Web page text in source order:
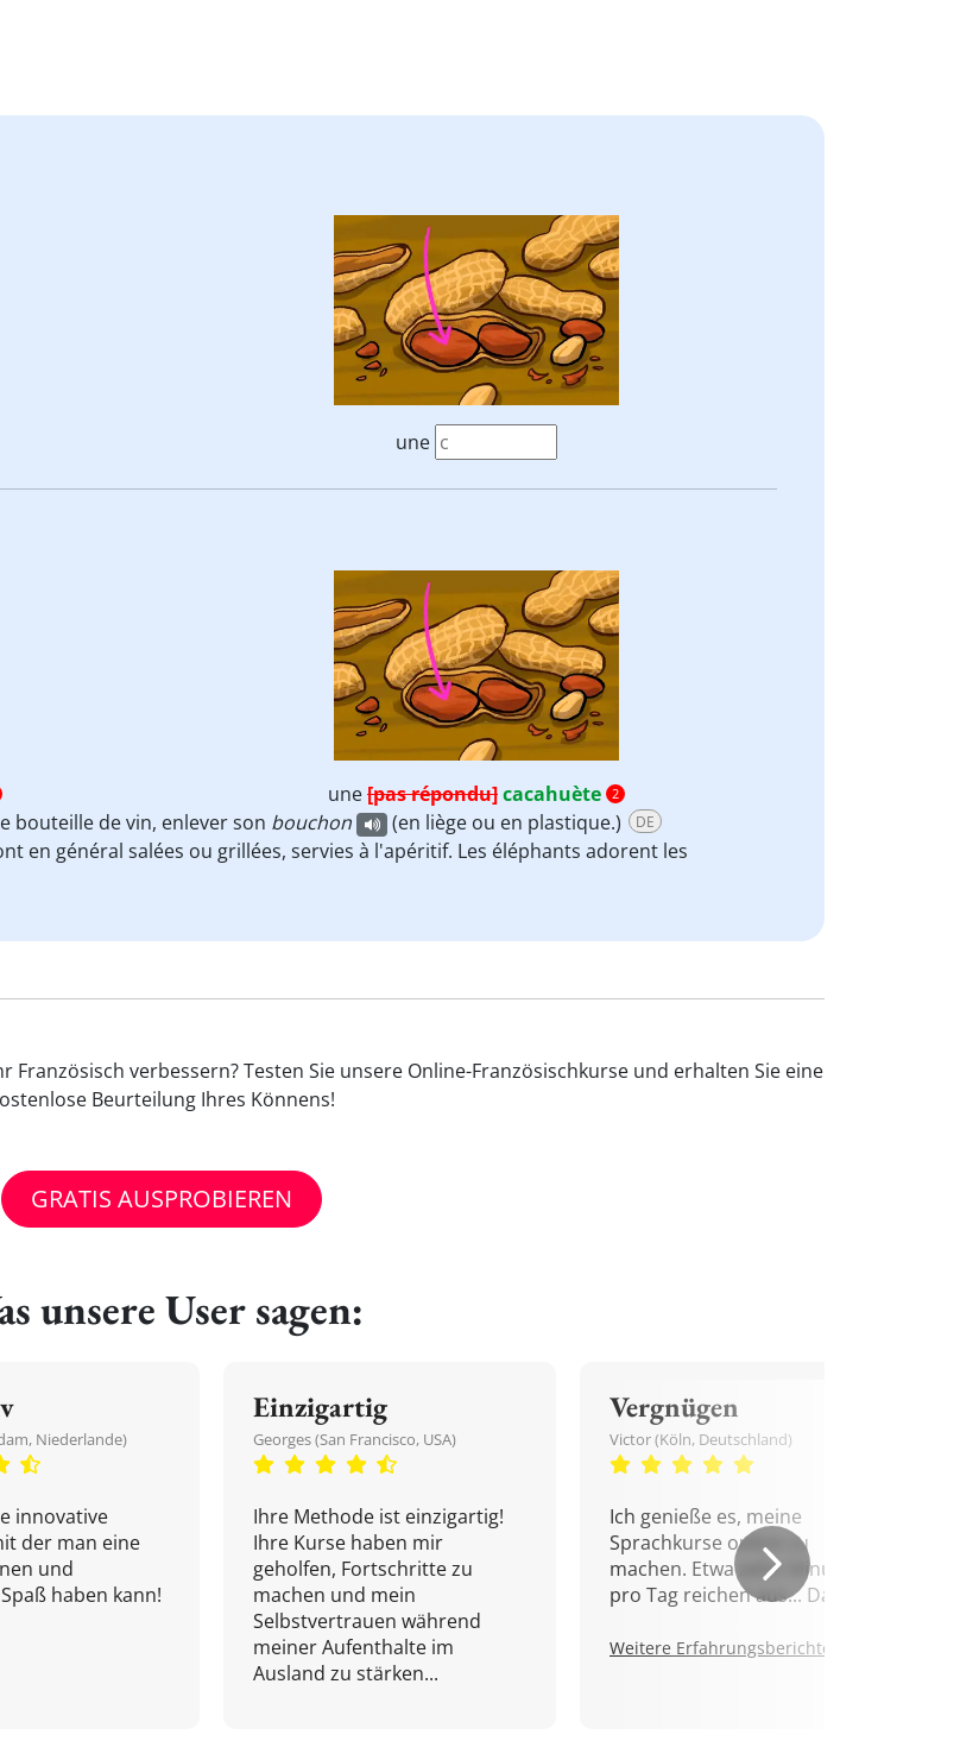
une
une[pas répondu]cacahuète 2
bouteille de vin, enlever son bouchon (en liège ou en plastique.) DE
en général salées ou grillées, servies à l'apéritif. Les éléphants adorent les
verbessern? Testen Sie unsere Online-Französischkurse und erhalten Sie eine
Beurteilung Ihres Könnens!
GRATIS AUSPROBIEREN
unsere User sagen:
Niederlande)
innovative
der man eine
und
haben kann!
Einzigartig
Georges (San Francisco, USA)
Ihre Methode ist einzigartig!
Ihre Kurse haben mir
geholfen, Fortschritte zu
machen und mein
Selbstvertrauen während
meiner Aufenthalte im
Ausland zu stärken...
Vergnügen
Victor (Köln, Deutschland)
Ich genieße es, meine
Sprachkurse online zu
machen. Etwa zehn Minuten
pro Tag reichen aus... Danke!
Weitere Erfahrungsberichte.